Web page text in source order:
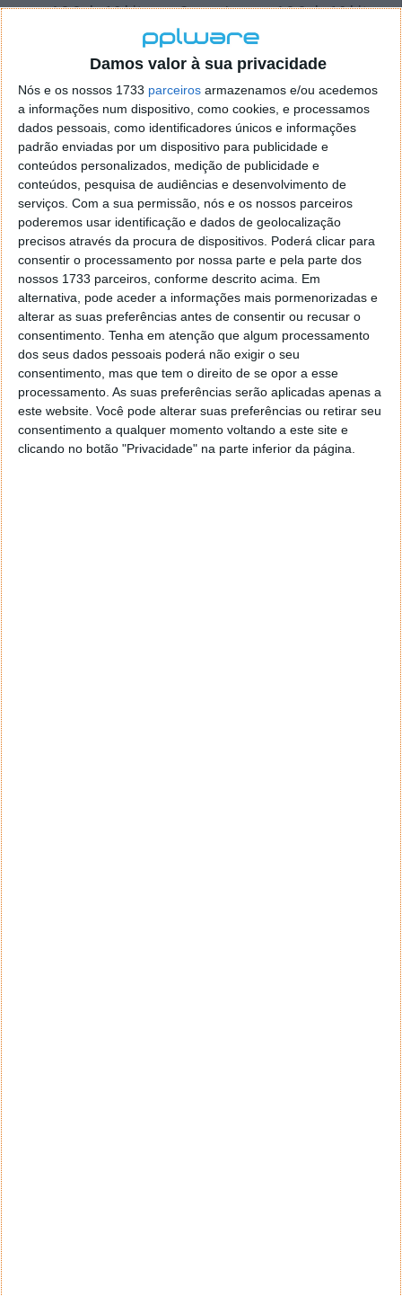
Damos valor à sua privacidade
Nós e os nossos 1733 parceiros armazenamos e/ou acedemos
a informações num dispositivo, como cookies, e processamos
dados pessoais, como identificadores únicos e informações
padrão enviadas por um dispositivo para publicidade e
conteúdos personalizados, medição de publicidade e
conteúdos, pesquisa de audiências e desenvolvimento de
serviços. Com a sua permissão, nós e os nossos parceiros
poderemos usar identificação e dados de geolocalização
precisos através da procura de dispositivos. Poderá clicar para
consentir o processamento por nossa parte e pela parte dos
nossos 1733 parceiros, conforme descrito acima. Em
alternativa, pode aceder a informações mais pormenorizadas e
alterar as suas preferências antes de consentir ou recusar o
consentimento. Tenha em atenção que algum processamento
dos seus dados pessoais poderá não exigir o seu
consentimento, mas que tem o direito de se opor a esse
processamento. As suas preferências serão aplicadas apenas a
este website. Você pode alterar suas preferências ou retirar seu
consentimento a qualquer momento voltando a este site e
clicando no botão "Privacidade" na parte inferior da página.
4:2:2 de 10 bits em Canon Log ou 4:2:2 de 10 bits
em HDR PQ saída via HDMI em 4K e 59.94fps
A procura dos utilizadores levou ao regresso do
multi-controlador à EOS R5, para além da AF Touch
and Drag (Toque e Arraste), utilizando o ecrã táctil de
ângulo variável com resolução de 2.1 milhões de
pontos.
Suportando também o RAW Dual Pixel, é possível
corrigir a focagem e o contraste no fundo e alterar a
iluminação dos retratos após a captação da imagem